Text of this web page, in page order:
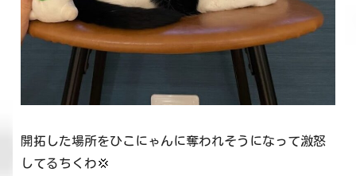
開拓した場所をひこにゃんに奪われそうになって激怒
してるちくわ💢